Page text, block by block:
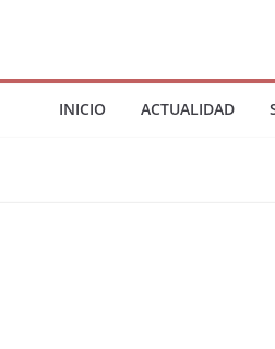
INICIO ACTUALIDAD